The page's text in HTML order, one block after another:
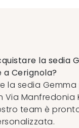
la sedia
Cerignola?
la sedia
Via Manfredonia
team è